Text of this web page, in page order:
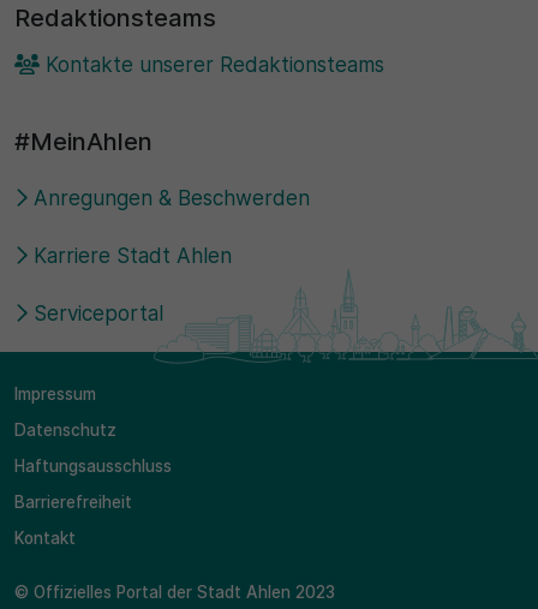
Redaktionsteams
Kontakte unserer Redaktionsteams
#MeinAhlen
Anregungen & Beschwerden
Karriere Stadt Ahlen
Serviceportal
Impressum
Datenschutz
Haftungsausschluss
Barrierefreiheit
Kontakt
© Offizielles Portal der Stadt Ahlen 2023